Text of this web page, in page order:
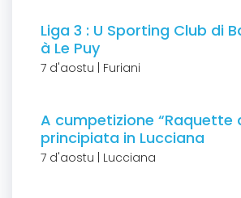
Liga 3 : U Sporting Club di
à Le Puy
7 d'aostu | Furiani
A cumpetizione “Raquette
principiata in Lucciana
7 d'aostu | Lucciana